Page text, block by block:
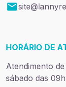
HORÁRIO DE
Atendimento
sábado das